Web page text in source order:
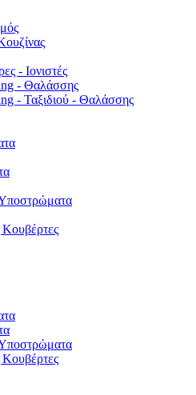
- Ιονιστές
- Θαλάσσης
- Ταξιδιού - Θαλάσσης
Κουβέρτες
Κουβέρτες